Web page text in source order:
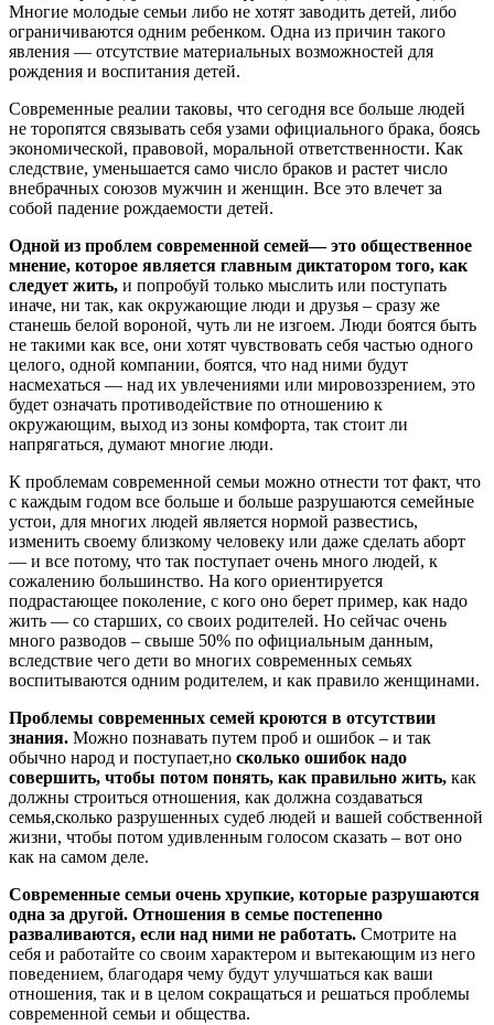
Многие молодые семьи либо не хотят заводить детей, либо
ограничиваются одним ребенком. Одна из причин такого
явления — отсутствие материальных возможностей для
рождения и воспитания детей.
Современные реалии таковы, что сегодня все больше людей
не торопятся связывать себя узами официального брака, боясь
экономической, правовой, моральной ответственности. Как
следствие, уменьшается само число браков и растет число
внебрачных союзов мужчин и женщин. Все это влечет за
собой падение рождаемости детей.
Одной из проблем современной семей— это общественное
мнение, которое является главным диктатором того, как
следует жить, и попробуй только мыслить или поступать
иначе, ни так, как окружающие люди и друзья – сразу же
станешь белой вороной, чуть ли не изгоем. Люди боятся быть
не такими как все, они хотят чувствовать себя частью одного
целого, одной компании, боятся, что над ними будут
насмехаться — над их увлечениями или мировоззрением, это
будет означать противодействие по отношению к
окружающим, выход из зоны комфорта, так стоит ли
напрягаться, думают многие люди.
К проблемам современной семьи можно отнести тот факт, что
с каждым годом все больше и больше разрушаются семейные
устои, для многих людей является нормой развестись,
изменить своему близкому человеку или даже сделать аборт
— и все потому, что так поступает очень много людей, к
сожалению большинство. На кого ориентируется
подрастающее поколение, с кого оно берет пример, как надо
жить — со старших, со своих родителей. Но сейчас очень
много разводов – свыше 50% по официальным данным,
вследствие чего дети во многих современных семьях
воспитываются одним родителем, и как правило женщинами.
Проблемы современных семей кроются в отсутствии
знания. Можно познавать путем проб и ошибок – и так
обычно народ и поступает,но сколько ошибок надо
совершить, чтобы потом понять, как правильно жить, как
должны строиться отношения, как должна создаваться
семья,сколько разрушенных судеб людей и вашей собственной
жизни, чтобы потом удивленным голосом сказать – вот оно
как на самом деле.
Современные семьи очень хрупкие, которые разрушаются
одна за другой. Отношения в семье постепенно
разваливаются, если над ними не работать. Смотрите на
себя и работайте со своим характером и вытекающим из него
поведением, благодаря чему будут улучшаться как ваши
отношения, так и в целом сокращаться и решаться проблемы
современной семьи и общества.